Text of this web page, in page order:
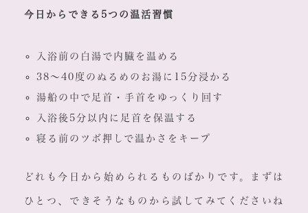
今日からできる5つの温活習慣
入浴前の白湯で内臓を温める
38〜40度のぬるめのお湯に15分浸かる
湯船の中で足首・手首をゆっくり回す
入浴後5分以内に足首を保温する
寝る前のツボ押しで温かさをキープ
どれも今日から始められるものばかりです。まずは
ひとつ、できそうなものから試してみてくださいね